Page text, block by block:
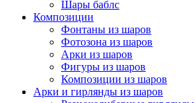
Шары баблс
Композиции
Фонтаны из шаров
Фотозона из шаров
Арки из шаров
Фигуры из шаров
Композиции из шаров
Арки и гирлянды из шаров